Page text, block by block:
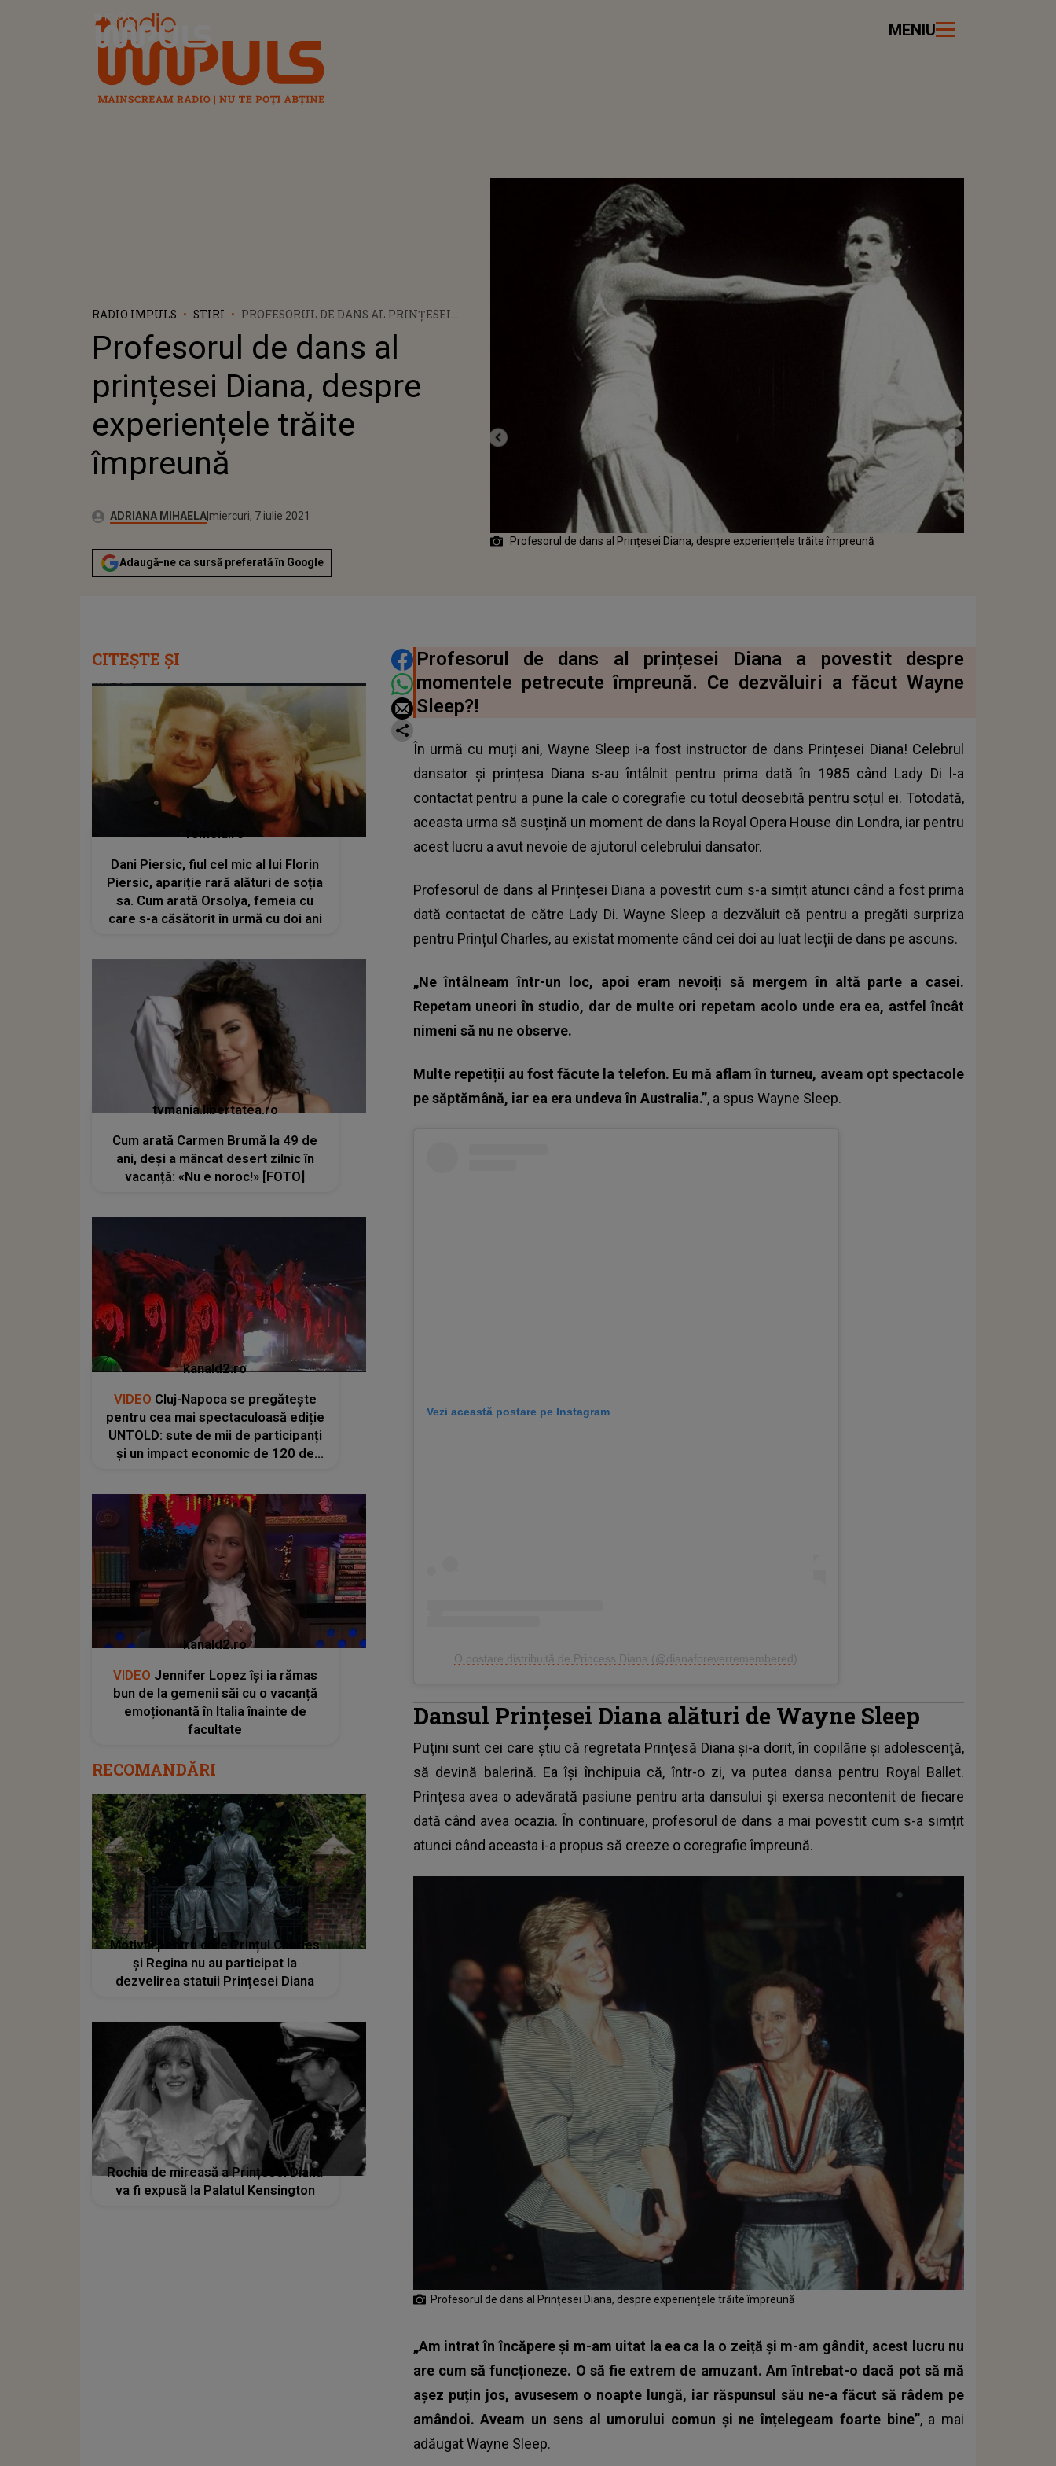
Radio Impuls MENIU
RADIO IMPULS STIRI
PROFESORUL DE DANS AL PRINȚESEI
ÎMPREUNĂ
Profesorul de dans al
prințesei Diana, despre
experiențele trăite
împreună
Autor:ADRIANA MIHAELAPublicat:
miercuri, 7 iulie 2021
Actualizat:
miercuri, 7 iulie 2021
Adaugă-ne ca sursă preferată în Google
Profesorul de dans al Prințesei Diana, despre experiențele trăite împreună
DISTRIBUIE ARTICOLUL
Profesorul de dans al prințesei Diana a povestit despre
momentele petrecute împreună. Ce dezvăluiri a făcut Wayne
Sleep?!
În urmă cu muți ani, Wayne Sleep i-a fost instructor de dans Prințesei Diana! Celebrul
dansator și prințesa Diana s-au întâlnit pentru prima dată în 1985 când Lady Di l-a
contactat pentru a pune la cale o coregrafie cu totul deosebită pentru soțul ei. Totodată,
aceasta urma să susțină un moment de dans la Royal Opera House din Londra, iar pentru
acest lucru a avut nevoie de ajutorul celebrului dansator.
Profesorul de dans al Prințesei Diana a povestit cum s-a simțit atunci când a fost prima
dată contactat de către Lady Di. Wayne Sleep a dezvăluit că pentru a pregăti surpriza
pentru Prințul Charles, au existat momente când cei doi au luat lecții de dans pe ascuns.
„Ne întâlneam într-un loc, apoi eram nevoiți să mergem în altă parte a casei.
Repetam uneori în studio, dar de multe ori repetam acolo unde era ea, astfel încât
nimeni să nu ne observe.
Multe repetiții au fost făcute la telefon. Eu mă aflam în turneu, aveam opt spectacole
pe săptămână, iar ea era undeva în Australia.”, a spus Wayne Sleep.
Vezi această postare pe Instagram
O postare distribuită de Princess Diana (@dianaforeverremembered)
Dansul Prințesei Diana alături de Wayne Sleep
Puţini sunt cei care ştiu că regretata Prinţesă Diana şi-a dorit, în copilărie şi adolescenţă,
să devină balerină. Ea îşi închipuia că, într-o zi, va putea dansa pentru Royal Ballet.
Prințesa avea o adevărată pasiune pentru arta dansului și exersa necontenit de fiecare
dată când avea ocazia. În continuare, profesorul de dans a mai povestit cum s-a simțit
atunci când aceasta i-a propus să creeze o coregrafie împreună.
Profesorul de dans al Prințesei Diana, despre experiențele trăite împreună
„Am intrat în încăpere și m-am uitat la ea ca la o zeiță și m-am gândit, acest lucru nu
are cum să funcționeze. O să fie extrem de amuzant. Am întrebat-o dacă pot să mă
așez puțin jos, avusesem o noapte lungă, iar răspunsul său ne-a făcut să râdem pe
amândoi. Aveam un sens al umorului comun și ne înțelegeam foarte bine”, a mai
adăugat Wayne Sleep.
CITEȘTE ȘI
femeia.ro
Dani Piersic, fiul cel mic al lui Florin
Piersic, apariție rară alături de soția
sa. Cum arată Orsolya, femeia cu
care s-a căsătorit în urmă cu doi ani
tvmania.libertatea.ro
Cum arată Carmen Brumă la 49 de
ani, deși a mâncat desert zilnic în
vacanță: «Nu e noroc!» [FOTO]
kanald2.ro
VIDEO Cluj-Napoca se pregătește
pentru cea mai spectaculoasă ediție
UNTOLD: sute de mii de participanți
și un impact economic de 120 de
kanald2.ro
VIDEO Jennifer Lopez își ia rămas
bun de la gemenii săi cu o vacanță
emoționantă în Italia înainte de
facultate
RECOMANDĂRI
Motivul pentru care Prințul Charles
și Regina nu au participat la
dezvelirea statuii Prințesei Diana
Rochia de mireasă a Prințesei Diana
va fi expusă la Palatul Kensington